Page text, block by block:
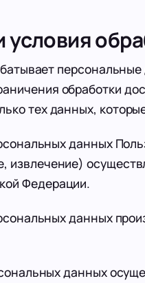
условия
персональные
обработки
тех данных,
данных
извлечение)
Федерации.
данных
данных